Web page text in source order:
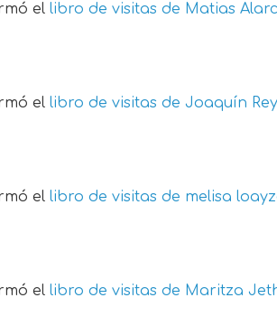
el libro de visitas de Matias
el libro de visitas de Joaquín
el libro de visitas de melisa
el libro de visitas de Maritza